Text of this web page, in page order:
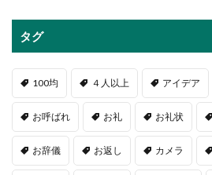
タグ
100均 ４人以上 アイデア
お呼ばれ お礼 お礼状
お辞儀 お返し カメラ